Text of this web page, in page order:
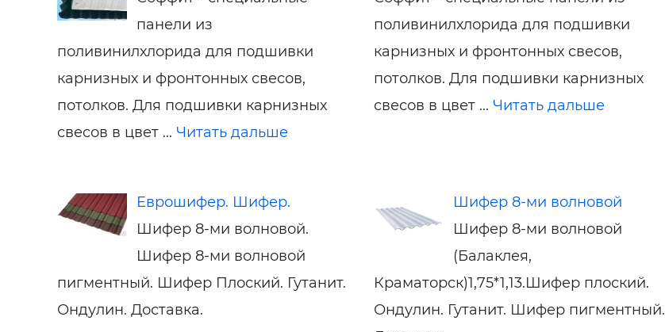
панели из
поливинилхлорида для подшивки
карнизных и фронтонных свесов,
потолков. Для подшивки карнизных
свесов в цвет ... Читать дальше
поливинилхлорида для подшивки
карнизных и фронтонных свесов,
потолков. Для подшивки карнизных
свесов в цвет ... Читать дальше
Еврошифер. Шифер.
Шифер 8-ми волновой.
Шифер 8-ми волновой
пигментный. Шифер Плоский. Гутанит.
Ондулин. Доставка.
Шифер 8-ми волновой
Шифер 8-ми волновой
(Балаклея,
Краматорск)1,75*1,13.Шифер плоский.
Ондулин. Гутанит. Шифер пигментный.